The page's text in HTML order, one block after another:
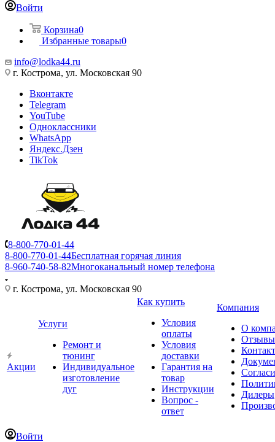
Войти
Корзина0
Избранные товары0
info@lodka44.ru
г. Кострома, ул. Московская 90
Вконтакте
Telegram
YouTube
Одноклассники
WhatsApp
Яндекс.Дзен
TikTok
8-800-770-01-44
8-800-770-01-44Бесплатная горячая линия
8-960-740-58-82Многоканальный номер телефона
г. Кострома, ул. Московская 90
Акции
Услуги
Ремонт и
тюнинг
Индивидуальное
изготовление
дуг
Как купить
Условия
оплаты
Условия
доставки
Гарантия на
товар
Инструкции
Вопрос -
ответ
Компания
О
Отзывы
Дилеры
Войти